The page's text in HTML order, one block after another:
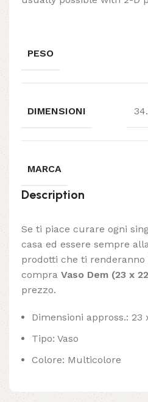
PESO
DIMENSIONI
MARCA
Description
Se ti piace curare ogni
casa ed essere sempre
prodotti che ti
compra Vaso Dem (23 x
prezzo.
Dimensioni appross.: 23
Tipo: Vaso
Colore: Multicolore